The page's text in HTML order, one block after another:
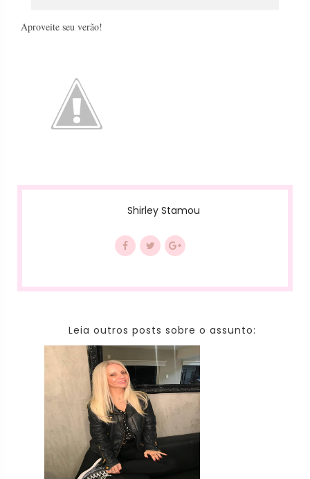
Aproveite seu verão!
Shirley Stamou
Leia outros posts sobre o assunto: